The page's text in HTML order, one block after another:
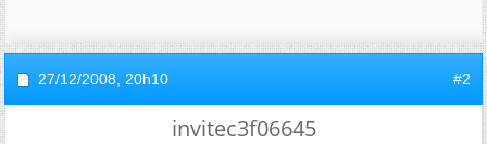
27/12/2008, 20h10 #2
invitec3f06645